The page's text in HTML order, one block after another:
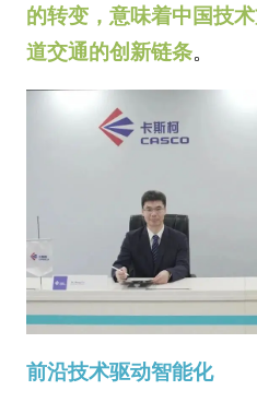
的转变，意味着中国技
道交通的创新链条。
前沿技术驱动智能化